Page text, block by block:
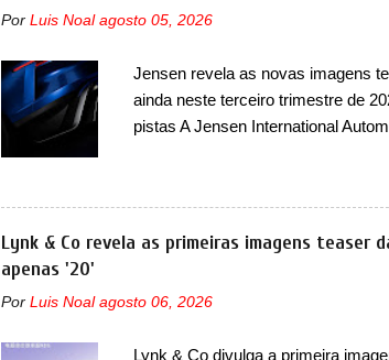
Rezvani. Junto com as imagens, a
mundo, ou seja, limitado demais.
Supercharger capaz de
exótica da aventura i...
Por Luis Noal agosto 05, 2026
Jensen revela as novas imagens
ainda neste terceiro trimestre de
pistas A Jensen International
recolocará a marca no mercado.
imagem de traseira, onde ele
confirmou que o esportivo será
acontecerá entre os meses de
que vai apresentar um "protótipo
Lynk & Co revela as primeiras imagens teaser
apenas '20'
Por Luis Noal agosto 06, 2026
Lynk & Co divulga a primeira